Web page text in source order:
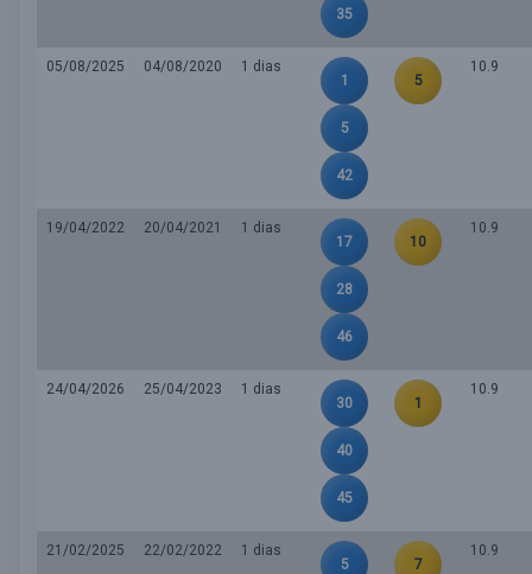
35
05/08/2025 04/08/2020
1 dias
1
5
42
5
10.9
19/04/2022 20/04/2021
1 dias
17
28
46
10
10.9
24/04/2026 25/04/2023
1 dias
30
40
45
1
10.9
21/02/2025 22/02/2022
1 dias
5
7
10.9